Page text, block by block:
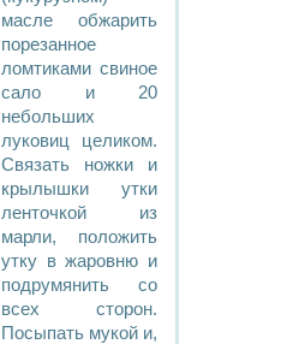
масле обжарить
порезанное
ломтиками свиное
сало и 20
небольших
луковиц целиком.
Связать ножки и
крылышки утки
ленточкой из
марли, положить
утку в жаровню и
подрумянить со
всех сторон.
Посыпать мукой и,